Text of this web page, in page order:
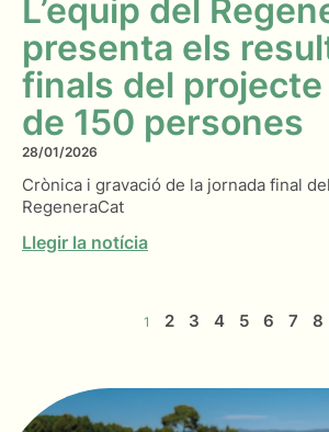
L’equip del
presenta els
finals del
de 150 persones
28/01/2026
Crònica i gravació de la jornada final
RegeneraCat
Llegir la notícia
1 2 3 4 5 6 7 8